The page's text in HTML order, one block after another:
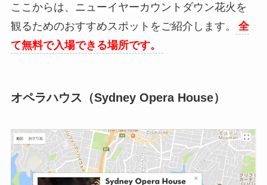
ここからは、ニューイヤーカウントダウン花火を
観るためのおすすめスポットをご紹介します。
全
て無料で入場できる場所です。
オペラハウス（Sydney Opera House）